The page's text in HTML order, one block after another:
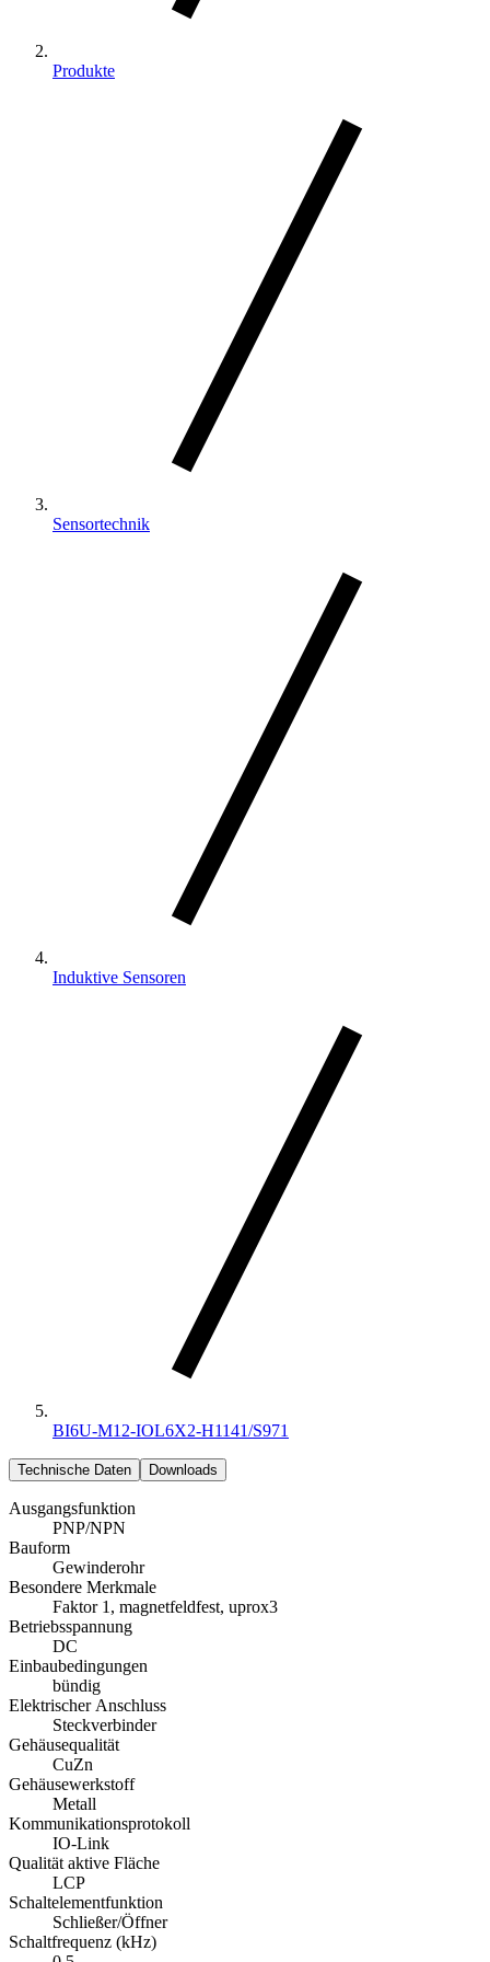
Produkte
Sensortechnik
Induktive Sensoren
BI6U-M12-IOL6X2-H1141/S971
Technische Daten Downloads
Ausgangsfunktion
PNP/NPN
Bauform
Gewinderohr
Besondere Merkmale
Faktor 1, magnetfeldfest, uprox3
Betriebsspannung
DC
Einbaubedingungen
bündig
Elektrischer Anschluss
Steckverbinder
Gehäusequalität
CuZn
Gehäusewerkstoff
Metall
Kommunikationsprotokoll
IO-Link
Qualität aktive Fläche
LCP
Schaltelementfunktion
Schließer/Öffner
Schaltfrequenz (kHz)